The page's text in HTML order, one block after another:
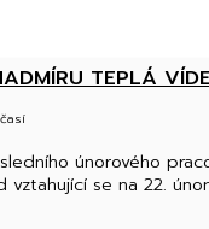
TEPLÁ
únorového
se na 22.